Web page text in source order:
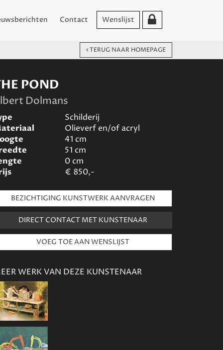
Contact Wenslijst
TERUG NAAR HOMEPAGE
POND
Dolmans
Schilderij
Olieverf en/of acryl
41 cm
51 cm
0cm
€ 850,-
BEZICHTIGING KUNSTWERK AANVRAGEN
DIRECT CONTACT MET KUNSTENAAR
WERK VAN DEZE KUNSTENAAR